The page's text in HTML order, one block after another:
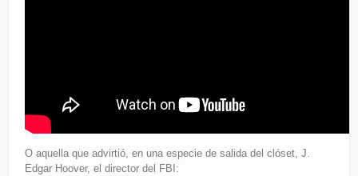
O aquella que advirtió, en una especie de salida del clóset, J.
Edgar Hoover, el director del FBI: